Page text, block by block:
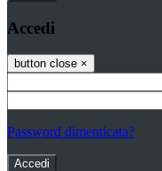
Accedi
button close ×
Password dimenticata?